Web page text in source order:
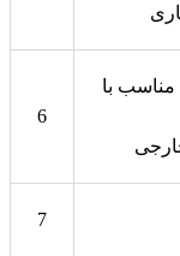
6
مناسب با
7